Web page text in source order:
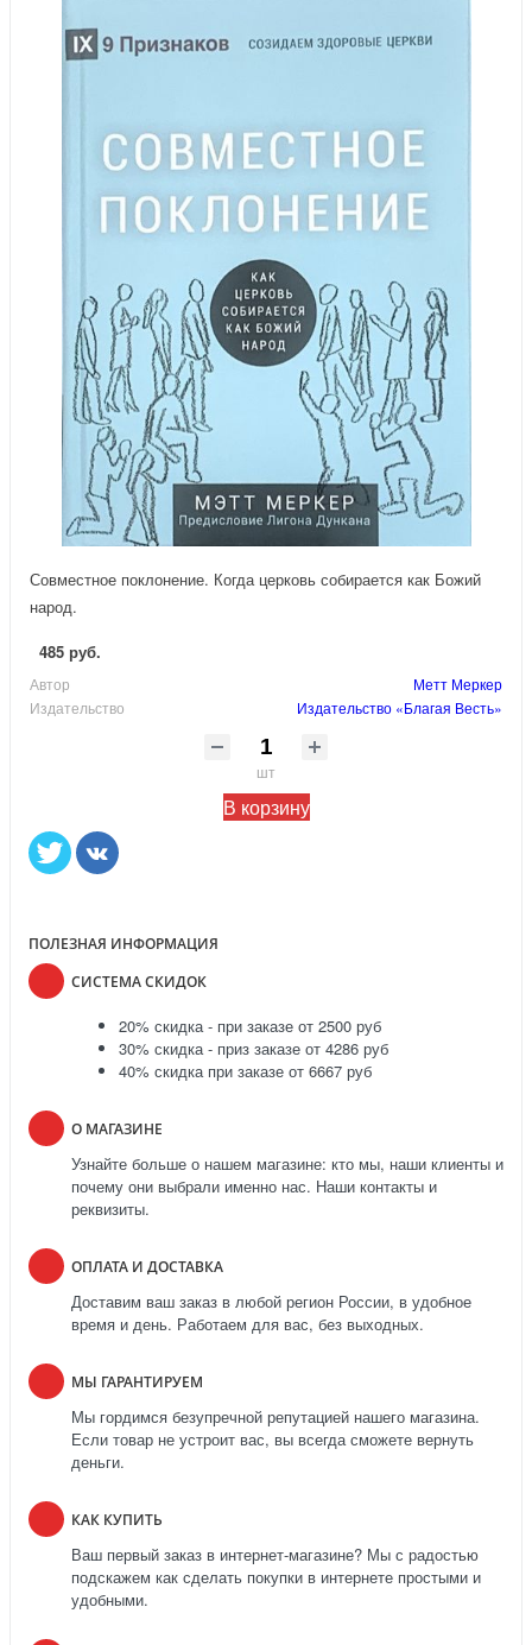
Совместное поклонение. Когда церковь собирается как Божий
народ.
485 руб.
Автор
Метт Меркер
Издательство
Издательство «Благая Весть»
шт
В корзину
ПОЛЕЗНАЯ ИНФОРМАЦИЯ
СИСТЕМА СКИДОК
20% скидка - при заказе от 2500 руб
30% скидка - приз заказе от 4286 руб
40% скидка при заказе от 6667 руб
О МАГАЗИНЕ
Узнайте больше о нашем магазине: кто мы, наши клиенты и
почему они выбрали именно нас. Наши контакты и
реквизиты.
ОПЛАТА И ДОСТАВКА
Доставим ваш заказ в любой регион России, в удобное
время и день. Работаем для вас, без выходных.
МЫ ГАРАНТИРУЕМ
Мы гордимся безупречной репутацией нашего магазина.
Если товар не устроит вас, вы всегда сможете вернуть
деньги.
КАК КУПИТЬ
Ваш первый заказ в интернет-магазине? Мы с радостью
подскажем как сделать покупки в интернете простыми и
удобными.